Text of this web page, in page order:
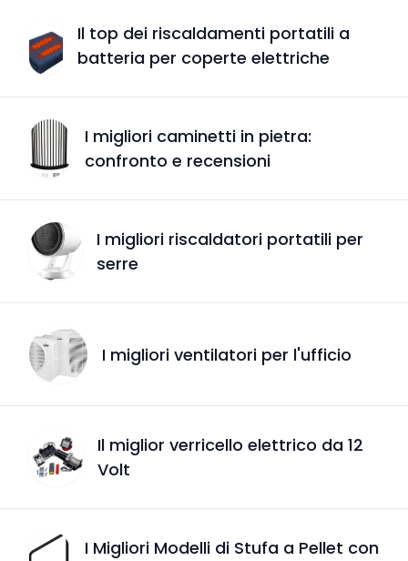
Il top dei riscaldamenti portatili a
batteria per coperte elettriche
I migliori caminetti in pietra:
confronto e recensioni
I migliori riscaldatori portatili per
serre
I migliori ventilatori per l'ufficio
Il miglior verricello elettrico da 12
Volt
I Migliori Modelli di Stufa a Pellet con